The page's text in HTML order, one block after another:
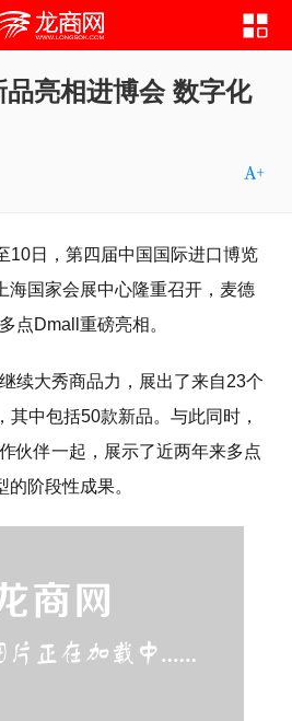
亮相进博会 数字化
10日，第四届中国国际进口博览
海国家会展中心隆重召开，麦德
点Dmall重磅亮相。
续大秀商品力，展出了来自23个
其中包括50款新品。与此同时，
伙伴一起，展示了近两年来多点
阶段性成果。